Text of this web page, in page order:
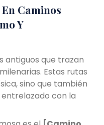
Caminos
Y
antiguos que trazan
Estas rutas
sino que también
con la